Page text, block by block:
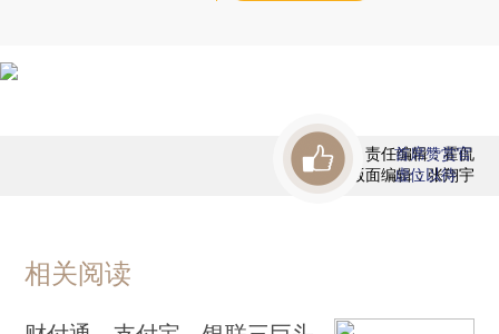
责任编辑：霍侃
版面编辑：张翔宇
首席赞赏官
虚位以待
相关阅读